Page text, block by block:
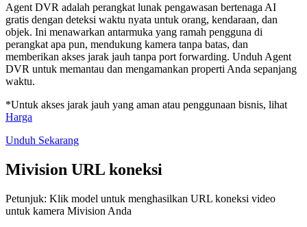
Agent DVR adalah perangkat lunak pengawasan bertenaga AI
gratis dengan deteksi waktu nyata untuk orang, kendaraan, dan
objek. Ini menawarkan antarmuka yang ramah pengguna di
perangkat apa pun, mendukung kamera tanpa batas, dan
memberikan akses jarak jauh tanpa port forwarding. Unduh Agent
DVR untuk memantau dan mengamankan properti Anda sepanjang
waktu.
*Untuk akses jarak jauh yang aman atau penggunaan bisnis, lihat
Harga
Unduh Sekarang
Mivision URL koneksi
Petunjuk: Klik model untuk menghasilkan URL koneksi video
untuk kamera Mivision Anda